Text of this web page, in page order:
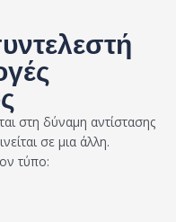
στη δύναμη αντίστασης
σε μια άλλη.
τύπο: